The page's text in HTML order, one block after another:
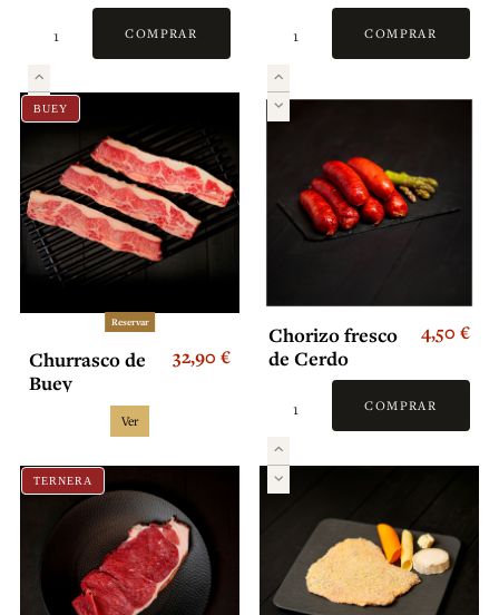
COMPRAR COMPRAR
Reservar
BUEY
Churrasco de
Buey
32,90 €
Ver
Chorizo fresco
de Cerdo
4,50 €
COMPRAR
TERNERA